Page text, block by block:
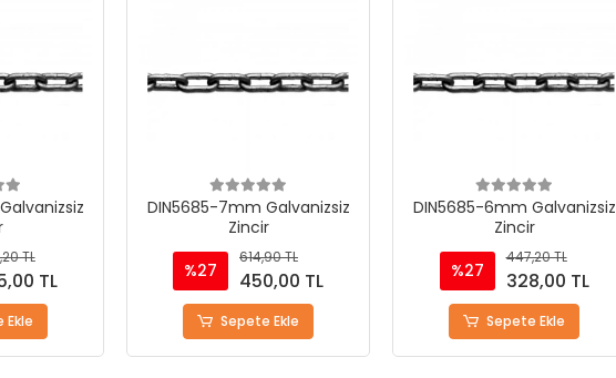
TL
TL
Ekle
DIN5685-7mm Galvanizsiz
Zincir
%27
614,90 TL
450,00 TL
Sepete Ekle
DIN5685-6mm Galvanizsiz
Zincir
%27
447,20 TL
328,00 TL
Sepete Ekle